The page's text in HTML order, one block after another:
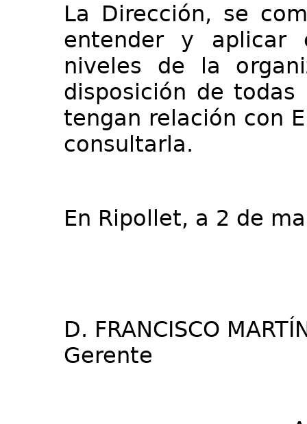
La Dirección, se
entender y aplicar
niveles de la
disposición de
tengan relación con
consultarla.
En Ripollet, a 2 de
D. FRANCISCO
Gerente